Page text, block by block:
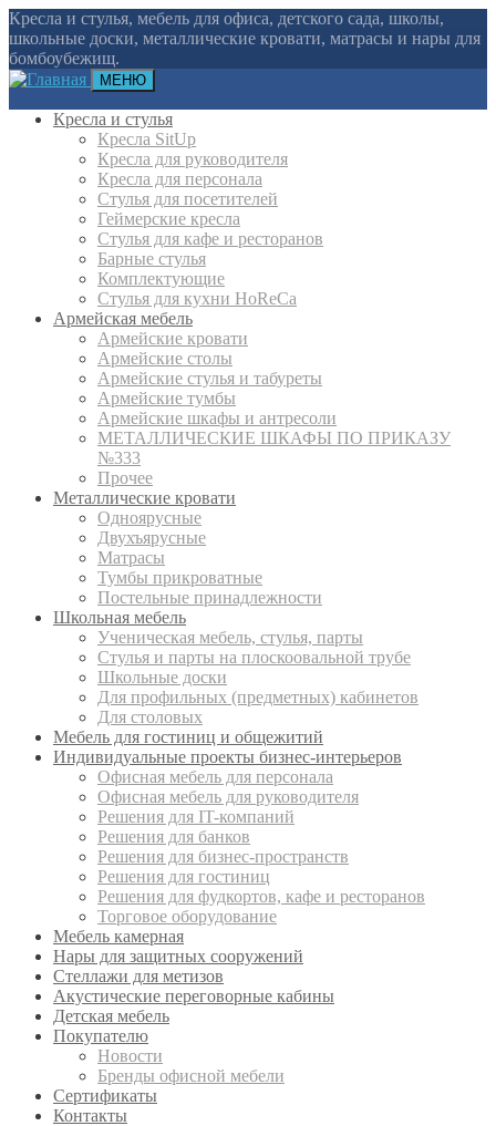
Кресла и стулья, мебель для офиса, детского сада, школы,
школьные доски, металлические кровати, матрасы и нары для
бомбоубежищ.
МЕНЮ
Кресла и стулья
Кресла SitUp
Кресла для руководителя
Кресла для персонала
Стулья для посетителей
Геймерские кресла
Cтулья для кафе и ресторанов
Барные стулья
Комплектующие
Стулья для кухни HoReCa
Армейская мебель
Армейские кровати
Армейские столы
Армейские стулья и табуреты
Армейские тумбы
Армейские шкафы и антресоли
МЕТАЛЛИЧЕСКИЕ ШКАФЫ ПО ПРИКАЗУ
№333
Прочее
Металлические кровати
Одноярусные
Двухъярусные
Матрасы
Тумбы прикроватные
Постельные принадлежности
Школьная мебель
Ученическая мебель, стулья, парты
Стулья и парты на плоскоовальной трубе
Школьные доски
Для профильных (предметных) кабинетов
Для столовых
Мебель для гостиниц и общежитий
Индивидуальные проекты бизнес-интерьеров
Офисная мебель для персонала
Офисная мебель для руководителя
Решения для IT-компаний
Решения для банков
Решения для бизнес-пространств
Решения для гостиниц
Решения для фудкортов, кафе и ресторанов
Торговое оборудование
Мебель камерная
Нары для защитных сооружений
Стеллажи для метизов
Акустические переговорные кабины
Детская мебель
Покупателю
Новости
Бренды офисной мебели
Сертификаты
Контакты